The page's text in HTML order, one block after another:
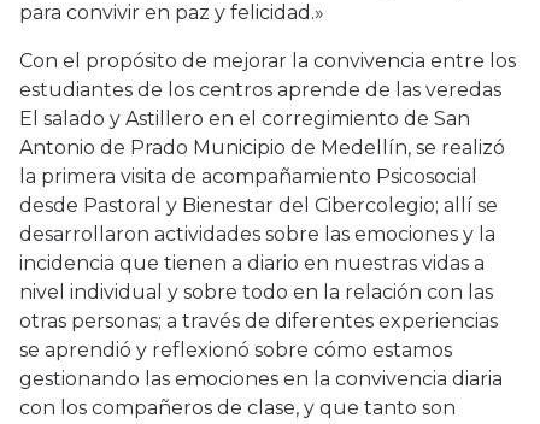
para convivir en paz y felicidad.»
Con el propósito de mejorar la convivencia entre los
estudiantes de los centros aprende de las veredas
El salado y Astillero en el corregimiento de San
Antonio de Prado Municipio de Medellín, se realizó
la primera visita de acompañamiento Psicosocial
desde Pastoral y Bienestar del Cibercolegio; allí se
desarrollaron actividades sobre las emociones y la
incidencia que tienen a diario en nuestras vidas a
nivel individual y sobre todo en la relación con las
otras personas; a través de diferentes experiencias
se aprendió y reflexionó sobre cómo estamos
gestionando las emociones en la convivencia diaria
con los compañeros de clase, y que tanto son